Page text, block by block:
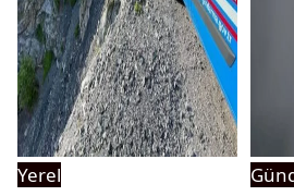
Yerel